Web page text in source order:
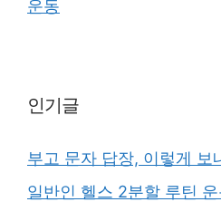
운동
인기글
부고 문자 답장, 이렇게 보
일반인 헬스 2분할 루틴 운